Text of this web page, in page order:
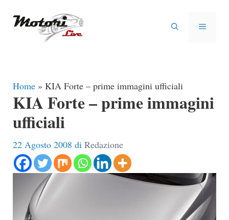
MENU
Home » KIA Forte – prime immagini ufficiali
KIA Forte – prime immagini
ufficiali
22 Agosto 2008 di Redazione